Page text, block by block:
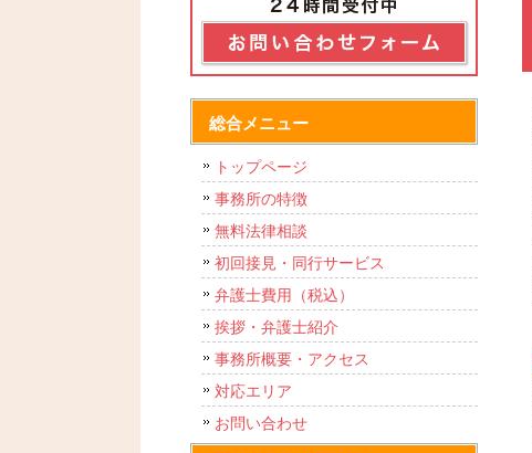
総合メニュー
トップページ
事務所の特徴
無料法律相談
初回接見・同行サービス
弁護士費用（税込）
挨拶・弁護士紹介
事務所概要・アクセス
対応エリア
お問い合わせ